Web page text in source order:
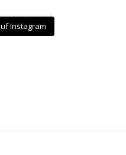
Instagram